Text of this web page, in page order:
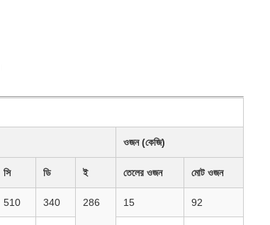
ওজন (কেজি)
সি ডি ই তেলের ওজন মোট ওজন
510 340 286 15 92